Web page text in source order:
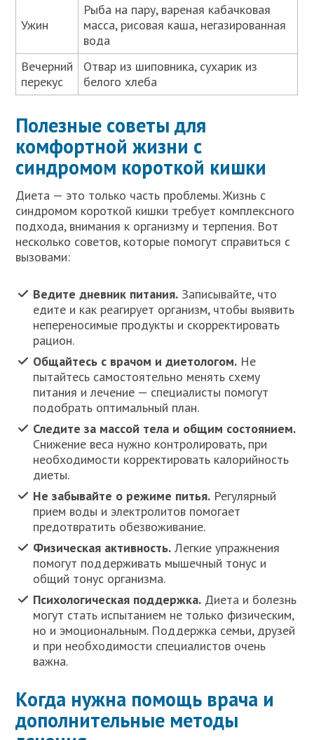
Ужин
Рыба на пару, вареная кабачковая
масса, рисовая каша, негазированная
вода
Вечерний
перекус
Отвар из шиповника, сухарик из
белого хлеба
Полезные советы для
комфортной жизни с
синдромом короткой кишки
Диета — это только часть проблемы. Жизнь с
синдромом короткой кишки требует комплексного
подхода, внимания к организму и терпения. Вот
несколько советов, которые помогут справиться с
вызовами:
Ведите дневник питания. Записывайте, что
едите и как реагирует организм, чтобы выявить
непереносимые продукты и скорректировать
рацион.
Общайтесь с врачом и диетологом. Не
пытайтесь самостоятельно менять схему
питания и лечение — специалисты помогут
подобрать оптимальный план.
Следите за массой тела и общим состоянием.
Снижение веса нужно контролировать, при
необходимости корректировать калорийность
диеты.
Не забывайте о режиме питья. Регулярный
прием воды и электролитов помогает
предотвратить обезвоживание.
Физическая активность. Легкие упражнения
помогут поддерживать мышечный тонус и
общий тонус организма.
Психологическая поддержка. Диета и болезнь
могут стать испытанием не только физическим,
но и эмоциональным. Поддержка семьи, друзей
и при необходимости специалистов очень
важна.
Когда нужна помощь врача и
дополнительные методы